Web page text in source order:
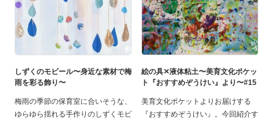
しずくのモビール〜身近な素材で梅
雨を彩る飾り〜
梅雨の季節の保育室に合いそうな、
ゆらゆら揺れる手作りのしずくモビ
絵の具✕液体粘土〜美育文化ポケッ
ト『おすすめぞうけい』より〜#15
美育文化ポケットよりお届けする
『おすすめぞうけい』。今回紹介す